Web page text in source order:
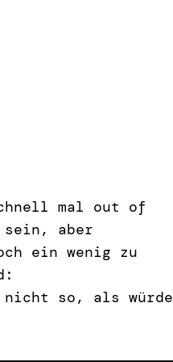
mal out of
sein, aber
ein wenig zu
nicht so, als würde